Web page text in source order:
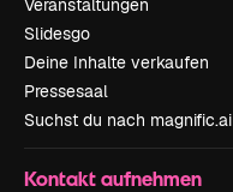
Veranstaltungen
Slidesgo
Deine Inhalte verkaufen
Pressesaal
Suchst du nach magnific.ai
Kontakt aufnehmen